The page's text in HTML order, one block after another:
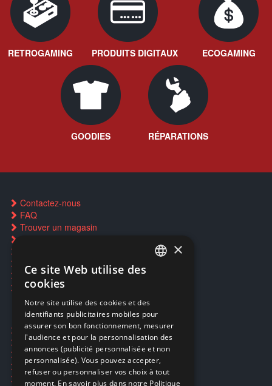
RETROGAMING PRODUITS DIGITAUX ECOGAMING
GOODIES RÉPARATIONS
Contactez-nous
FAQ
Trouver un magasin
Restauration CD griffés
Réparations & SAV
Smartpoints
Ecogaming
Expédition & retours
Confidentialité
Conditions générales
EA Sport UFC 6
ENGLISH
×
Ce site Web utilise des
cookies
Notre site utilise des cookies et des
identifiants publicitaires mobiles pour
assurer son bon fonctionnement, mesurer
l'audience et pour la personnalisation des
annonces (publicité personnalisée et non
personnalisée). Vous pouvez accepter,
refuser ou personnaliser vos choix à tout
moment. En savoir plus dans notre Politique